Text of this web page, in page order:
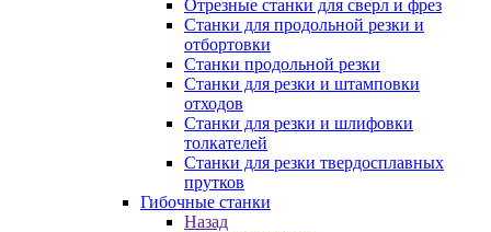
Отрезные станки для сверл и фрез
Станки для продольной резки и
отбортовки
Станки продольной резки
Станки для резки и штамповки
отходов
Станки для резки и шлифовки
толкателей
Станки для резки твердосплавных
прутков
Гибочные станки
Назад